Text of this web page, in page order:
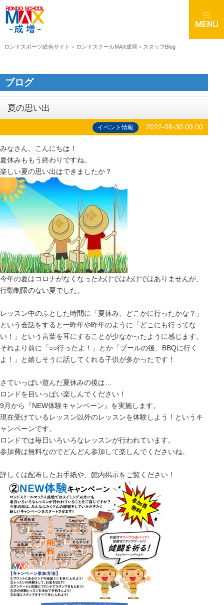
ロンドスポーツ総合サイト > ロンドスクールMAX成増 > スタッフBlog
ブログ
夏の思い出
イベント情報 2022-08-30 09:00
みなさん、こんにちは！
夏休みももう終わりですね。
楽しい夏の思い出はできましたか？
今年の夏はコロナがなくなったわけではわけではありませんが、
行動制限のない夏でした。
レッスン中のふとした時間に「夏休み、どこかに行ったかな？」
という会話をすると一昨年や昨年のように「どこにも行ってな
い！」という言葉を耳にすることが少なかったように感じます。
それより前に「○○行ったよ！」とか「プールの後、BBQに行く
よ！」と嬉しそうに話してくれる子供が多かったです！
さていっぱい遊んだ夏休みの後は…
ロンドを目いっぱい楽しんでください！
9月から『NEW体験キャンペーン』を実施します。
現在受けているレッスン以外のレッスンを体験しよう！というキ
ャンペーンです。
ロンドでは毎日いろいろなレッスンが行われています。
参加費は無料なのでどんどん参加して楽しんでくださいね。
詳しくは配布したお手紙や、館内掲示をご覧ください！